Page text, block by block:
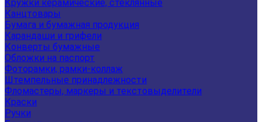
Кружки керамические, стеклянные
Канцтовары
Бумага и бумажная продукция
Карандаши и грифели
Конверты бумажные
Обложки на паспорт
Фоторамки, рамки-коллаж
Штемпельные принадлежности
Фломастеры, маркеры и текстовыделители
Краски
Ручки